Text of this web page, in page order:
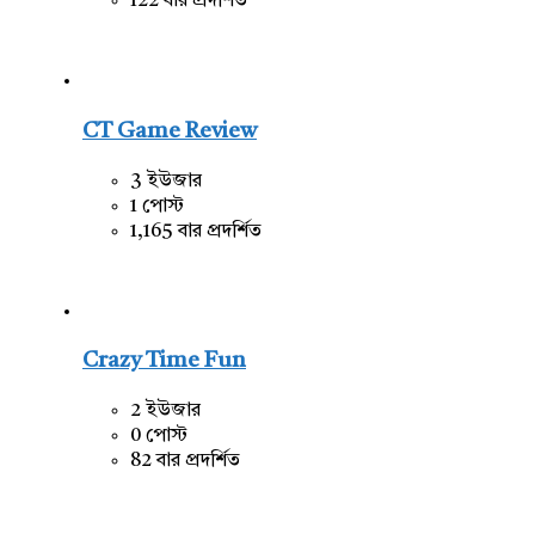
CT Game Review
3 ইউজার
1 পোস্ট
1,165 বার প্রদর্শিত
Crazy Time Fun
2 ইউজার
0 পোস্ট
82 বার প্রদর্শিত